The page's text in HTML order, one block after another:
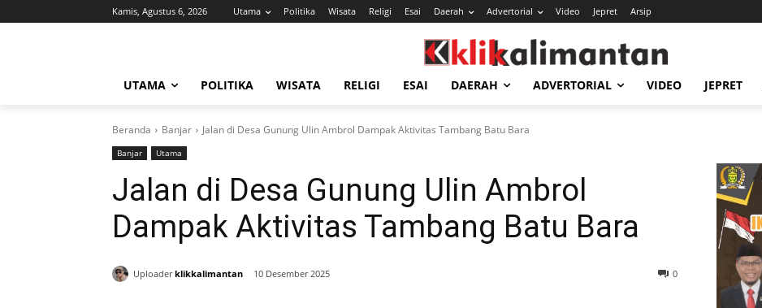
Kamis, Agustus 6, 2026 Utama Politika Wisata Religi Esai Daerah Advertorial Video Jepret Arsip
UTAMA POLITIKA WISATA RELIGI ESAI DAERAH ADVERTORIAL VIDEO JEPRET
Beranda Banjar Jalan di Desa Gunung Ulin Ambrol Dampak Aktivitas Tambang Batu Bara
Banjar Utama
Jalan di Desa Gunung Ulin Ambrol
Dampak Aktivitas Tambang Batu Bara
Uploader klikkalimantan 10 Desember 2025 0